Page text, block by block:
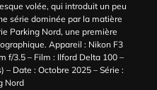
volée, qui introduit un peu
série dominée par la matière
Parking Nord, une première
Appareil : Nikon F3
f/3.5 – Film : Ilford Delta 100 –
– Date : Octobre 2025 – Série :
Nord